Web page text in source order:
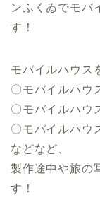
ンふくゐでモバ
す！
モバイルハウス
〇モバイルハウ
〇モバイルハウ
〇モバイルハウ
などなど、
製作途中や旅の
す！